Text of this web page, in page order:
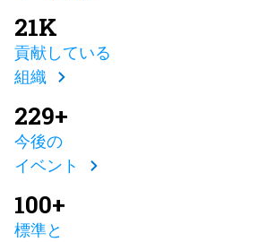
21K
貢献している
組織
229+
今後の
イベント
100+
標準と